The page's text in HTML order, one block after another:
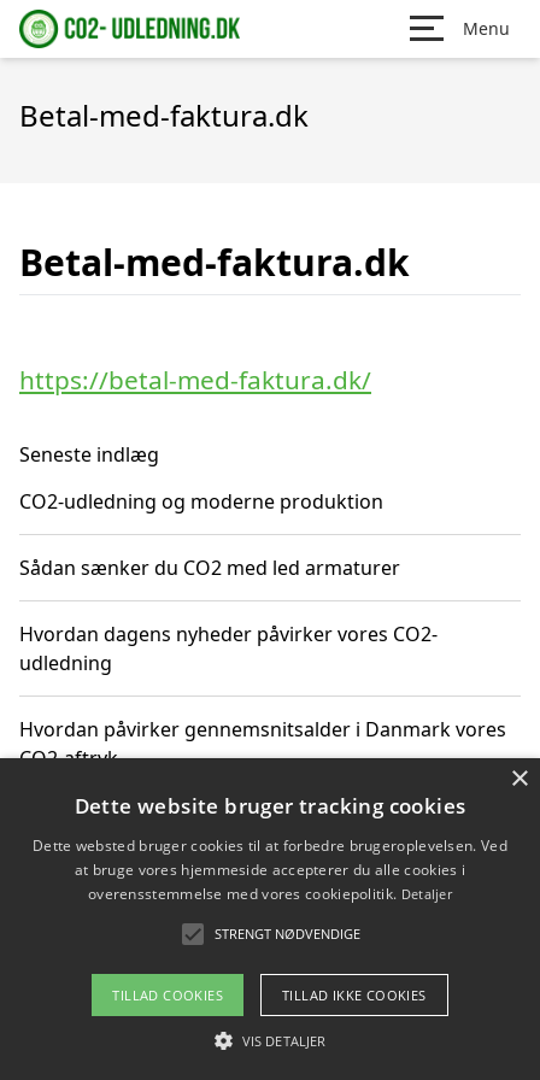
Menu
Betal-med-faktura.dk
Betal-med-faktura.dk
https://betal-med-faktura.dk/
Seneste indlæg
CO2-udledning og moderne produktion
Sådan sænker du CO2 med led armaturer
Hvordan dagens nyheder påvirker vores CO2-
udledning
Hvordan påvirker gennemsnitsalder i Danmark vores
CO2-aftryk
Hvordan nyheder om CO2-udledning påvirker vores
hverdag
Om / kontakt
Blog Betingelser
×
Dette website bruger tracking cookies
Dette websted bruger cookies til at forbedre brugeroplevelsen. Ved
at bruge vores hjemmeside accepterer du alle cookies i
overensstemmelse med vores cookiepolitik. Detaljer
STRENGT NØDVENDIGE
TILLAD COOKIES TILLAD IKKE COOKIES
VIS DETALJER